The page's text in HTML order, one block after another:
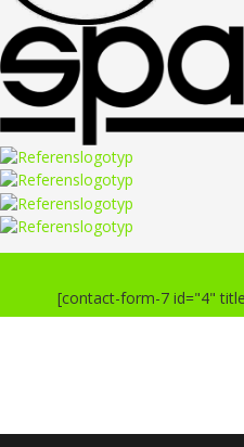
[contact-form-7 id="4"